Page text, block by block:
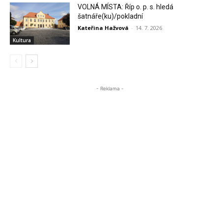
Kultura
VOLNÁ MÍSTA: Říp o. p. s. hledá
šatnáře(ku)/pokladní
Kateřina Hažvová - 14. 7. 2026
- Reklama -